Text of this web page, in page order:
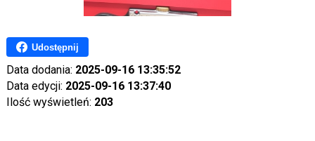
Udostępnij
Data dodania: 2025-09-16 13:35:52
Data edycji: 2025-09-16 13:37:40
Ilość wyświetleń: 203